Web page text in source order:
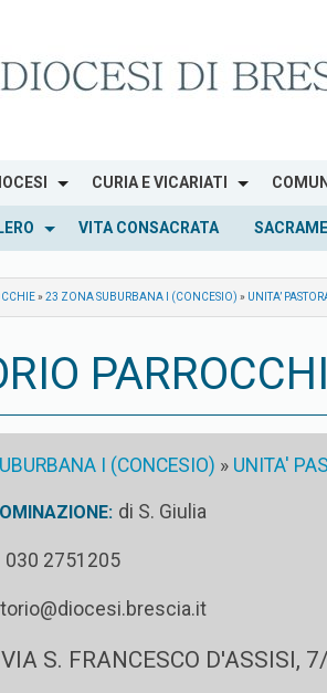
CURIA E VICARIATI
VITA CONSACRATA
»23 ZONA SUBURBANA I (CONCESIO) » UNITA’
I (CONCESIO) » UNITA'
di S. Giulia
030 2751205
VIA S. FRANCESCO D'ASSISI,